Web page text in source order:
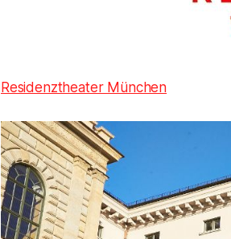
Residenztheater München